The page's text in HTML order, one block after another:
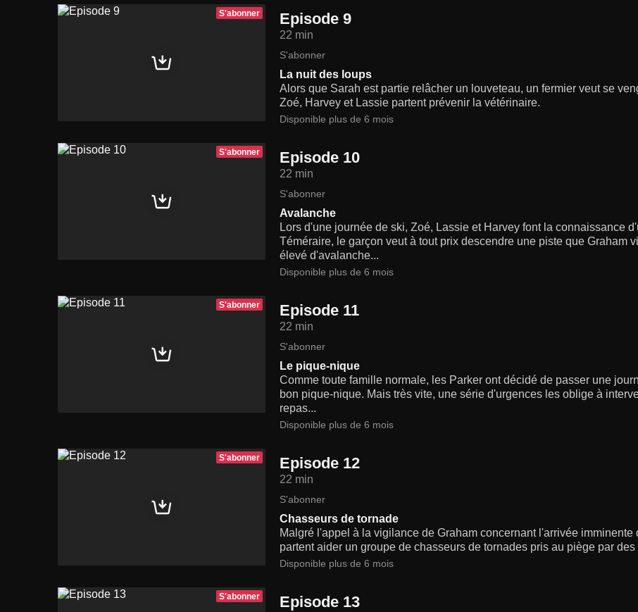
S'abonner Episode 9
22 min
S'abonner
La nuit des loups
Alors que Sarah est partie relâcher un louveteau, un fermier veut se
Zoé, Harvey et Lassie partent prévenir la vétérinaire.
Disponible plus de 6 mois
S'abonner Episode 10
22 min
S'abonner
Avalanche
Lors d'une journée de ski, Zoé, Lassie et Harvey font la connaissance
Téméraire, le garçon veut à tout prix descendre une piste que Graham
élevé d'avalanche...
Disponible plus de 6 mois
S'abonner Episode 11
22 min
S'abonner
Le pique-nique
Comme toute famille normale, les Parker ont décidé de passer une
bon pique-nique. Mais très vite, une série d'urgences les oblige à
repas...
Disponible plus de 6 mois
S'abonner Episode 12
22 min
S'abonner
Chasseurs de tornade
Malgré l'appel à la vigilance de Graham concernant l'arrivée imminente
partent aider un groupe de chasseurs de tornades pris au piège par
Disponible plus de 6 mois
S'abonner Episode 13